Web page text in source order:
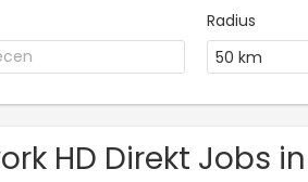
Radius
50 km
HD Direkt Jobs